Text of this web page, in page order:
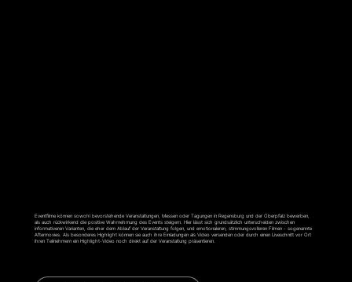
Eventfilme können sowohl bevorstehende Veranstaltungen, Messen oder Tagungen in Regensburg und der Oberpfalz bewerben,
als auch rückwirkend die positive Wahrnehmung des Events steigern. Hier lässt sich grundsätzlich unterscheiden zwischen
informativeren Varianten, die eher dem Ablauf der Veranstaltung folgen, und emotionaleren, stimmungsvolleren Filmen - sogenannte
Aftermovies. Als besonderes Highlight können sie auch ihre Einladungen als Video versenden oder durch einen Liveschnitt vor Ort
ihren Teilnehmern ein Highlight-Video noch direkt auf der Veranstaltung präsentieren.